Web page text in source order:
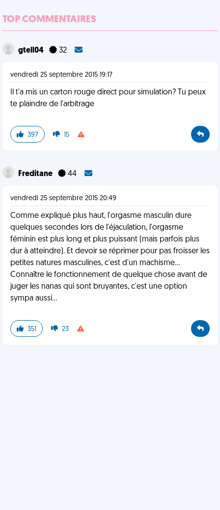
TOP COMMENTAIRES
gtell04 32
vendredi 25 septembre 2015 19:17
Il t'a mis un carton rouge direct pour simulation? Tu peux
te plaindre de l'arbitrage
397 15
Freditane 44
vendredi 25 septembre 2015 20:49
Comme expliqué plus haut, l'orgasme masculin dure
quelques secondes lors de l'éjaculation, l'orgasme
féminin est plus long et plus puissant (mais parfois plus
dur à atteindre). Et devoir se réprimer pour pas froisser les
petites natures masculines, c'est d'un machisme...
Connaître le fonctionnement de quelque chose avant de
juger les nanas qui sont bruyantes, c'est une option
sympa aussi...
351 23